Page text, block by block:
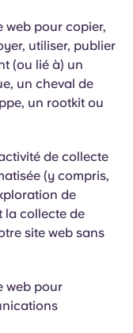
web pour copier,
utiliser, publier
(ou lié à) un
un cheval de
un rootkit ou
de collecte
(y compris,
de
la collecte de
site web sans
web pour